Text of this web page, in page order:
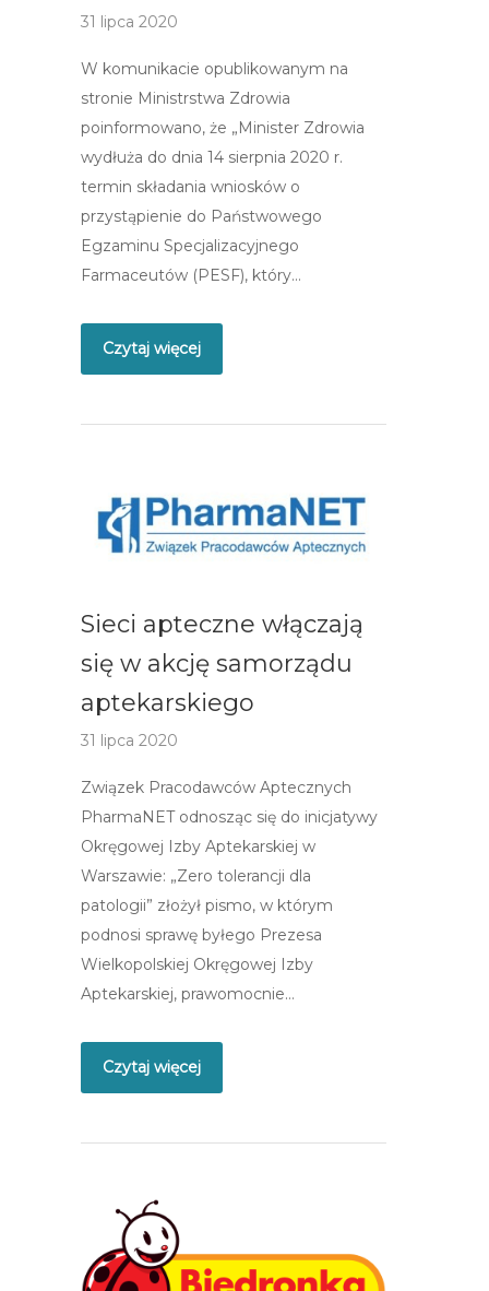
31 lipca 2020
W komunikacie opublikowanym na
stronie Ministrstwa Zdrowia
poinformowano, że „Minister Zdrowia
wydłuża do dnia 14 sierpnia 2020 r.
termin składania wniosków o
przystąpienie do Państwowego
Egzaminu Specjalizacyjnego
Farmaceutów (PESF), który…
Czytaj więcej
Sieci apteczne włączają
się w akcję samorządu
aptekarskiego
31 lipca 2020
Związek Pracodawców Aptecznych
PharmaNET odnosząc się do inicjatywy
Okręgowej Izby Aptekarskiej w
Warszawie: „Zero tolerancji dla
patologii” złożył pismo, w którym
podnosi sprawę byłego Prezesa
Wielkopolskiej Okręgowej Izby
Aptekarskiej, prawomocnie…
Czytaj więcej